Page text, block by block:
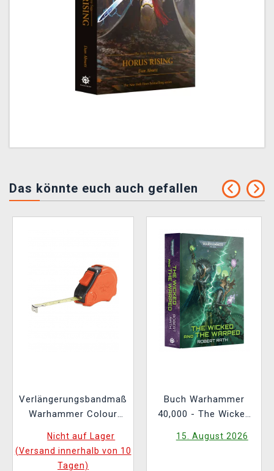
Das könnte euch auch gefallen
Verlängerungsbandmaß
Warhammer Colour
Nicht auf Lager
(Versand innerhalb von 10
Tagen)
Buch Warhammer
40,000 - The Wicked
15. August 2026